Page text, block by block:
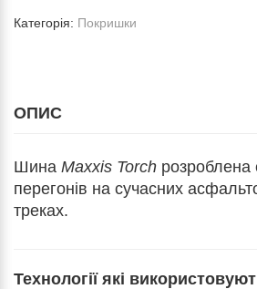
Категорія: Покришки
ОПИС
Шина Maxxis Torch розроблена
перегонів на сучасних
треках.
Технології які